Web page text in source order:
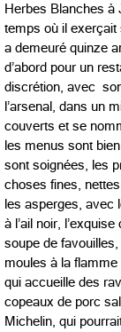
Herbes Blanches à
temps où il exerçait
a demeuré quinze
d’abord pour un
discrétion, avec
l’arsenal, dans un
couverts et se
les menus sont
sont soignées, les
choses fines,
les asperges, avec
à l’ail noir,
soupe de
moules à la
qui accueille des
copeaux de porc
Michelin, qui